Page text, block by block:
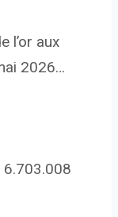
l’or aux
2026…
6.703.008